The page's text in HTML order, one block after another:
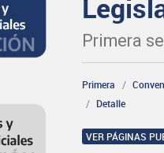
Primera
Primera
Detalle
VER PÁGINAS